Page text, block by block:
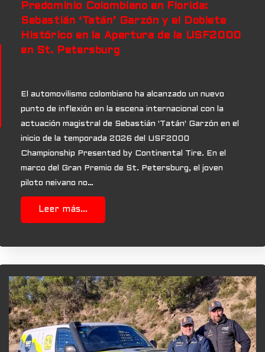
Predominio Colombiano en Florida:
Sebastián ‘Tatán’ Garzón y el Doblete
Histórico en la Apertura de la USF2000
en St. Petersburg
El automovilismo colombiano ha alcanzado un nuevo
punto de inflexión en la escena internacional con la
actuación magistral de Sebastián 'Tatán' Garzón en el
inicio de la temporada 2026 del USF2000
Championship Presented by Continental Tire. En el
marco del Gran Premio de St. Petersburg, el joven
piloto neivano no…
Leer más...